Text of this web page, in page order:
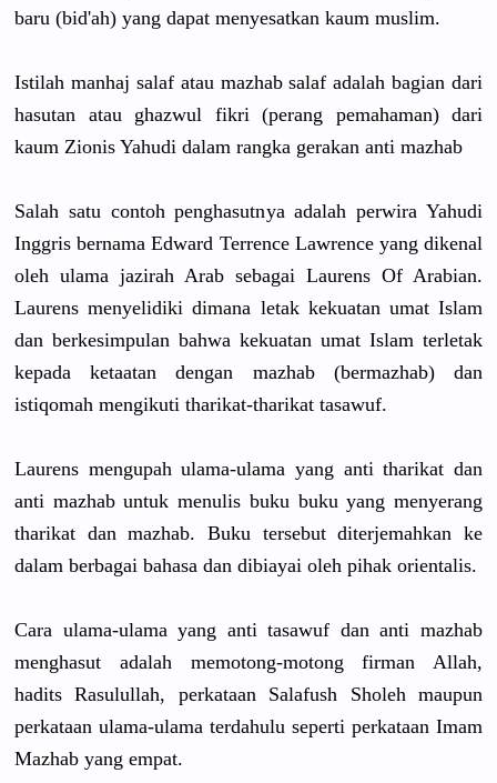
baru (bid'ah) yang dapat menyesatkan kaum muslim.
Istilah manhaj salaf atau mazhab salaf adalah bagian dari
hasutan atau ghazwul fikri (perang pemahaman)dari
kaum Zionis Yahudi dalam rangka gerakan anti mazhab
Salah satu contoh penghasutnya adalah perwira Yahudi
Inggris bernama Edward Terrence Lawrence yang dikenal
oleh ulama jazirah Arab sebagai Laurens Of Arabian.
Laurens menyelidiki dimana letak kekuatan umat Islam
dan berkesimpulan bahwa kekuatan umat Islam terletak
kepada ketaatan dengan mazhab (bermazhab) dan
istiqomah mengikuti tharikat-tharikat tasawuf.
Laurens mengupah ulama-ulama yang anti tharikat dan
anti mazhab untuk menulis buku buku yang menyerang
tharikat dan mazhab. Buku tersebut diterjemahkan ke
dalam berbagai bahasa dan dibiayai oleh pihak orientalis.
Cara ulama-ulama yang anti tasawuf dan anti mazhab
menghasut adalah memotong-motong firman Allah,
hadits Rasulullah, perkataan Salafush Sholeh maupun
perkataan ulama-ulama terdahulu seperti perkataan Imam
Mazhab yang empat.